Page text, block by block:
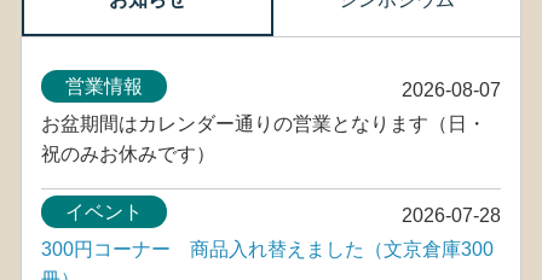
2026-08-07
営業情報
お盆期間はカレンダー通りの営業となります（日・
祝のみお休みです）
2026-07-28
イベント
300円コーナー 商品入れ替えました（文京倉庫300